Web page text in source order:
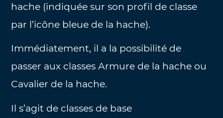
hache (indiquée sur son profil de classe
par l’icône bleue de la hache).
Immédiatement, il a la possibilité de
passer aux classes Armure de la hache ou
Cavalier de la hache.
Il s’agit de classes de base